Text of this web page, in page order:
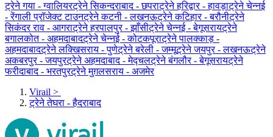
ट्रेने गया - ग्‍वालियरट्रेने सिकन्दराबाद - छपराट्रेने हरिद्वार - हावड़ाट्रेने चेन्नई
- रेंगाली प्रॉजेक्ट टाउनट्रेने कटनी - लखनऊट्रेने कटिहार - बरौनीट्रेने
सिकंदर राव - आगराट्रेने हरपालपुर - झाँसीट्रेने चेन्नई - बेगूसरायट्रेने
बगालकोत - अहमदाबादट्रेने चेन्नई - कोटकपूराट्रेने पालक्काड़ -
अहमदाबादट्रेने लक्खिसराय - पुणेट्रेने बरेली - जम्मूट्रेने जयपुर - लखनऊट्रेने
अकबरपुर - जयपुरट्रेने अहमदाबाद - मेद्चलट्रेने बंगलौर - बेगूसरायट्रेने
फरीदाबाद - भरतपुरट्रेने मुग़लसराय - अजमेर
Virail >
ट्रेने तेघरा - हैदराबाद